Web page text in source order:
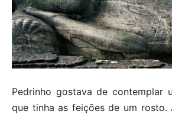
Pedrinho gostava de contemplar
que tinha as feições de um rosto.